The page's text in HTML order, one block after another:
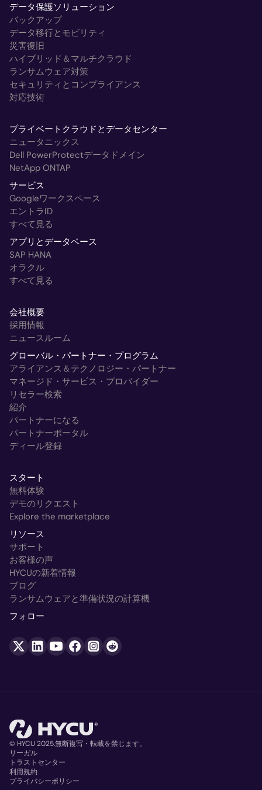
データ保護ソリューション
バックアップ
データ移行とモビリティ
災害復旧
ハイブリッド＆マルチクラウド
ランサムウェア対策
セキュリティとコンプライアンス
対応技術
プライベートクラウドとデータセンター
ニュータニックス
Dell PowerProtectデータドメイン
NetApp ONTAP
サービス
Googleワークスペース
エントラID
すべて見る
アプリとデータベース
SAP HANA
オラクル
すべて見る
会社概要
採用情報
ニュースルーム
グローバル・パートナー・プログラム
アライアンス＆テクノロジー・パートナー
マネージド・サービス・プロバイダー
リセラー検索
紹介
パートナーになる
パートナーポータル
ディール登録
スタート
無料体験
デモのリクエスト
Explore the marketplace
リソース
サポート
お客様の声
HYCUの新着情報
ブログ
ランサムウェアと準備状況の計算機
フォロー
Copyright
© HYCU 2025.無断複写・転載を禁じます。
リーガル
トラストセンター
利用規約
プライバシーポリシー